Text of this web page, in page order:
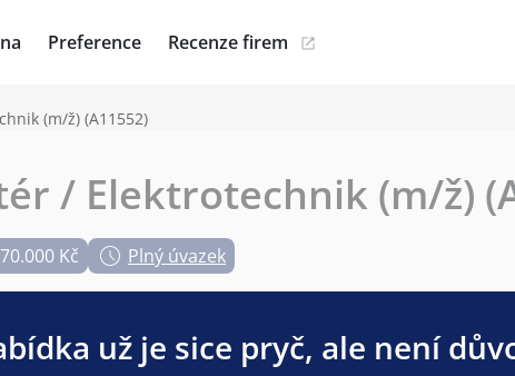
Preference Recenze firem
(m/ž) (A11552)
/ Elektrotechnik (m/ž)
Kč Plný úvazek
už je sice pryč, ale není